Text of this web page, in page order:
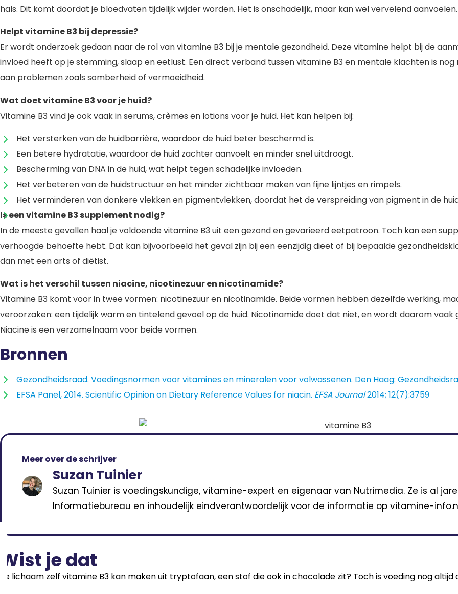
hals. Dit komt doordat je bloedvaten tijdelijk wijder worden. Het is onschadelijk, maar kan wel vervelend aanvoelen.
Helpt vitamine B3 bij depressie?
Er wordt onderzoek gedaan naar de rol van vitamine B3 bij je mentale gezondheid. Deze vitamine helpt bij de
invloed heeft op je stemming, slaap en eetlust. Een direct verband tussen vitamine B3 en mentale klachten is
aan problemen zoals somberheid of vermoeidheid.
Wat doet vitamine B3 voor je huid?
Vitamine B3 vind je ook vaak in serums, crèmes en lotions voor je huid. Het kan helpen bij:
Het versterken van de huidbarrière, waardoor de huid beter beschermd is.
Een betere hydratatie, waardoor de huid zachter aanvoelt en minder snel uitdroogt.
Bescherming van DNA in de huid, wat helpt tegen schadelijke invloeden.
Het verbeteren van de huidstructuur en het minder zichtbaar maken van fijne lijntjes en rimpels.
Het verminderen van donkere vlekken en pigmentvlekken, doordat het de verspreiding van pigment in de
Is een vitamine B3 supplement nodig?
In de meeste gevallen haal je voldoende vitamine B3 uit een gezond en gevarieerd eetpatroon. Toch kan een
verhoogde behoefte hebt. Dat kan bijvoorbeeld het geval zijn bij een eenzijdig dieet of bij bepaalde
dan met een arts of diëtist.
Wat is het verschil tussen niacine, nicotinezuur en nicotinamide?
Vitamine B3 komt voor in twee vormen: nicotinezuur en nicotinamide. Beide vormen hebben dezelfde werking,
veroorzaken: een tijdelijk warm en tintelend gevoel op de huid. Nicotinamide doet dat niet, en wordt daarom
Niacine is een verzamelnaam voor beide vormen.
Bronnen
Gezondheidsraad. Voedingsnormen voor vitamines en mineralen voor volwassenen. Den Haag:
EFSA Panel, 2014. Scientific Opinion on Dietary Reference Values for niacin. EFSA Journal2014; 12(7):3759
Meer over de schrijver
Suzan Tuinier
Suzan Tuinier is voedingskundige, vitamine-expert en eigenaar van Nutrimedia. Ze is al
Informatiebureau en inhoudelijk eindverantwoordelijk voor de informatie op vitamine-
Wist je dat
Je lichaam zelf vitamine B3 kan maken uit tryptofaan, een stof die ook in chocolade zit? Toch is voeding nog